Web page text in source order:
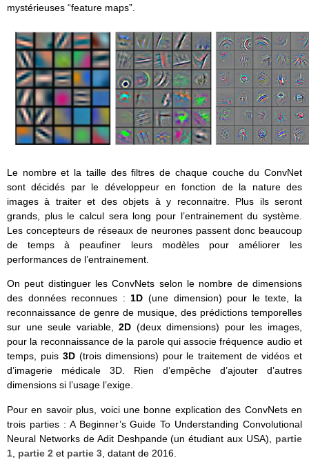
mystérieuses “feature maps”.
Le nombre et la taille des filtres de chaque couche du ConvNet
sont décidés par le développeur en fonction de la nature des
images à traiter et des objets à y reconnaitre. Plus ils seront
grands, plus le calcul sera long pour l’entrainement du système.
Les concepteurs de réseaux de neurones passent donc beaucoup
de temps à peaufiner leurs modèles pour améliorer les
performances de l’entrainement.
On peut distinguer les ConvNets selon le nombre de dimensions
des données reconnues :1D (une dimension) pour le texte, la
reconnaissance de genre de musique, des prédictions temporelles
sur une seule variable,2D (deux dimensions) pour les images,
pour la reconnaissance de la parole qui associe fréquence audio et
temps, puis 3D(trois dimensions) pour le traitement de vidéos et
d’imagerie médicale 3D. Rien d’empêche d’ajouter d’autres
dimensions si l’usage l’exige.
Pour en savoir plus, voici une bonne explication des ConvNets en
trois parties : A Beginner’s Guide To Understanding Convolutional
Neural Networks de Adit Deshpande (un étudiant aux USA), partie
1 partie 2 et partie 3 , datant de 2016.